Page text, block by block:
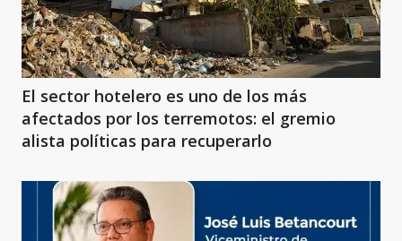
El sector hotelero es uno de los más
afectados por los terremotos: el gremio
alista políticas para recuperarlo